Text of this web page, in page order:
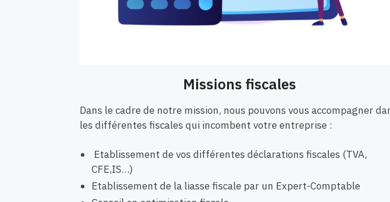
Missions fiscales
Dans le cadre de notre mission, nous pouvons vous accompagner
les différentes fiscales qui incombent votre entreprise :
Etablissement de vos différentes déclarations fiscales (TVA,
CFE,IS…)
Etablissement de la liasse fiscale par un Expert-Comptable